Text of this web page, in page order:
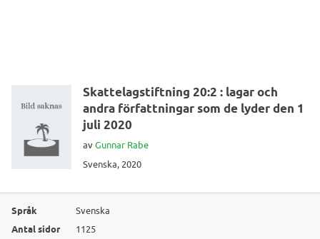
Skattelagstiftning 20:2 : lagar och
andra författningar som de lyder den 1
juli 2020
avGunnar Rabe
Svenska, 2020
Språk Svenska
Antal sidor 1125